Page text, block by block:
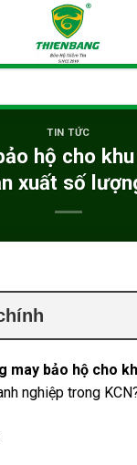
TIN TỨC
hộ cho
xuất số
may bảo hộ cho
nghiệp trong